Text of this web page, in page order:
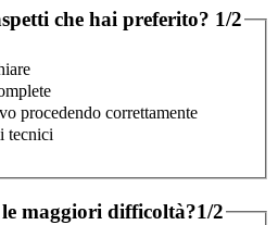
che hai preferito? 1/2
procedendo correttamente
tecnici
maggiori difficoltà?1/2